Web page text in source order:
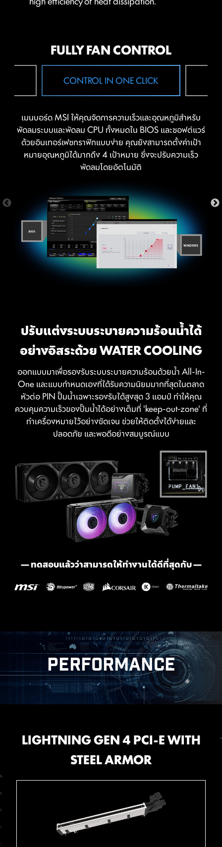
FULLY FAN CONTROL
CONTROL IN ONE CLICK
เมนบอร์ด MSI ให้คุณจัดการความเร็วและอุณหภูมิสำหรับ
พัดลมระบบและพัดลม CPU ทั้งหมดใน BIOS และซอฟต์แวร์
ด้วยอินเทอร์เฟซกราฟิกแบบง่าย คุณยังสามารถตั้งค่าเป้า
หมายอุณหภูมิได้มากถึง 4 เป้าหมาย ซึ่งจะปรับความเร็ว
พัดลมโดยอัตโนมัติ
ปรับแต่งระบบระบายความร้อนน้ำได้
อย่างอิสระด้วย WATER COOLING
ออกแบบมาเพื่อรองรับระบบระบายความร้อนด้วยน้ำ All-In-
One และแบบกำหนดเองที่ได้รับความนิยมมากที่สุดในตลาด
หัวต่อ PIN ปั๊มน้ำเฉพาะรองรับได้สูงสุด 3 แอมป์ ทำให้คุณ
ควบคุมความเร็วของปั๊มน้ำได้อย่างเต็มที่ 'keep-out-zone' ที่
ทำเครื่องหมายไว้อย่างชัดเจน ช่วยให้ติดตั้งได้ง่ายและ
ปลอดภัย และพอดีอย่างสมบูรณ์แบบ
— ทดสอบแล้วว่าสามารถให้ทำงานได้ดีที่สุดกับ —
The PCB design has been optimized for higher
6 PCB layers
2oz Thickened Copper
MSI DRIVER UTILITY INSTALLER
Once connected to the internet, MSI Driver Utility
Installer will detect and present suitable drivers and
utilities automatically, you can download and install
*Please ensure to connect the internet, or the Driver Utility
Installer won’t launch automatically.
WINDOWS 11 CERTIFIED
เมื่อผู้ใช้งานได้ติดตั้ง Microsoft Windows 11, MSI ก็พร้อม
ที่จะมอบประโยชน์จากความเข้ากันได้ที่ยอดเยี่ยมและ
ประสบการณ์การใช้งานที่ไร้กังวล ด้วยความทุ่มเทอย่างแท้จริง
PERFORMANCE
BIOS & SOFTWARE
LIGHTNING GEN 4 PCI-E WITH
STEEL ARMOR
LATEST DDR5 MEMORY WITH
SMT SLOT
A huge step of DDR performance enhancement with
the latest DDR5 memory. Combines with dedicated
SMT welding process and MSI Memory Boost
technology, MSI PRO Series motherboards are ready
to deliver the world class memory performance.
MSI CENTER
MSI Center แอปพลิเคชั่นล่าสุดจาก MSI ที่รวมเอายูทิลิตี้
เมนบอร์ดได้อย่างง่ายดาย และปลดล็อกความเป็นไปได้ใหม่ๆ